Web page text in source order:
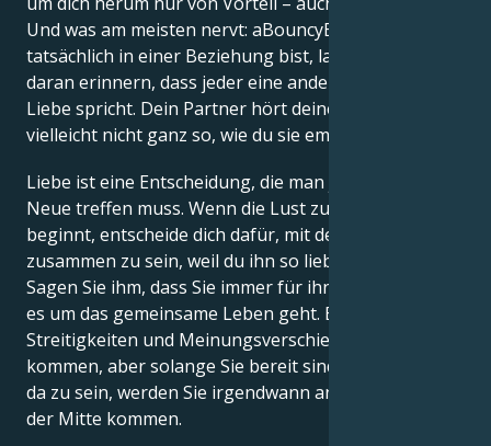
Und was am meisten nervt: aBouncyBear, wenn du
tatsächlich in einer Beziehung bist, lass mich dich
daran erinnern, dass jeder eine andere Sprache der
Liebe spricht. Dein Partner hört deine Worte
vielleicht nicht ganz so, wie du sie empfindest.
Liebe ist eine Entscheidung, die man jeden Tag aufs
Neue treffen muss. Wenn die Lust zu schwinden
beginnt, entscheide dich dafür, mit deinem Partner
zusammen zu sein, weil du ihn so liebst, wie er ist.
Sagen Sie ihm, dass Sie immer für ihn da sind, wenn
es um das gemeinsame Leben geht. Es kann zu
Streitigkeiten und Meinungsverschiedenheiten
kommen, aber solange Sie bereit sind, füreinander
da zu sein, werden Sie irgendwann an diesen Ort in
der Mitte kommen.